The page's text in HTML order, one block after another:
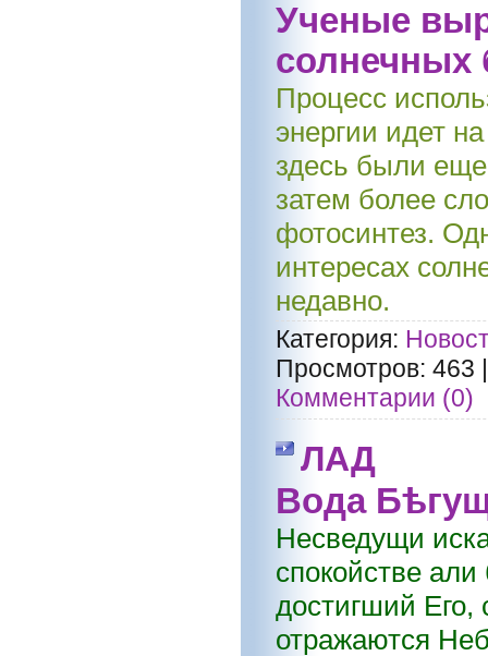
Ученые
солнечных
Процесс
энергии идет
здесь были
затем более
фотосинтез.
интересах
недавно.
Категория:
Просмотров: 463
Комментарии (0)
ЛАД
Вода
Несведущи
спокойстве
достигший
отражаются